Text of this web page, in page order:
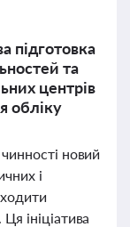
підготовка
та
центрів
обліку
новий
і
ініціатива